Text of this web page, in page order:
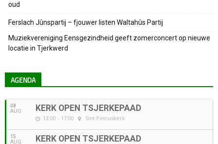
oud
Ferslach Jûnspartij – fjouwer listen Waltahûs Partij
Muziekvereniging Eensgezindheid geeft zomerconcert op nieuwe
locatie in Tjerkwerd
AGENDA
08
AUG KERK OPEN TSJERKEPAAD
13:00 - 17:00 Sint Petruskerk
15
AUG KERK OPEN TSJERKEPAAD